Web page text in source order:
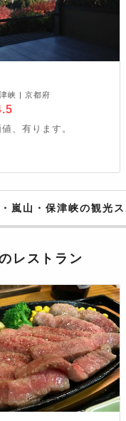
峡 | 京都府
、有ります。
嵐山・保津峡の観光ス
レストラン